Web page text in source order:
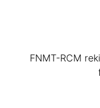
FNMT-RCM